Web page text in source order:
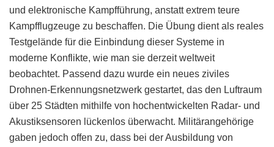
und elektronische Kampfführung, anstatt extrem teure
Kampfflugzeuge zu beschaffen. Die Übung dient als reales
Testgelände für die Einbindung dieser Systeme in
moderne Konflikte, wie man sie derzeit weltweit
beobachtet. Passend dazu wurde ein neues ziviles
Drohnen-Erkennungsnetzwerk gestartet, das den Luftraum
über 25 Städten mithilfe von hochentwickelten Radar- und
Akustiksensoren lückenlos überwacht. Militärangehörige
gaben jedoch offen zu, dass bei der Ausbildung von